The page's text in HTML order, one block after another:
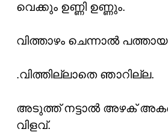
വെക്കും ഉണ്ണി ഉണ്ണും.
വിത്താഴം ചെന്നാൽ
.വിത്തില്ലാതെ ഞാറില്ല.
അടുത്ത് നട്ടാൽ അഴക്
വിളവ്.